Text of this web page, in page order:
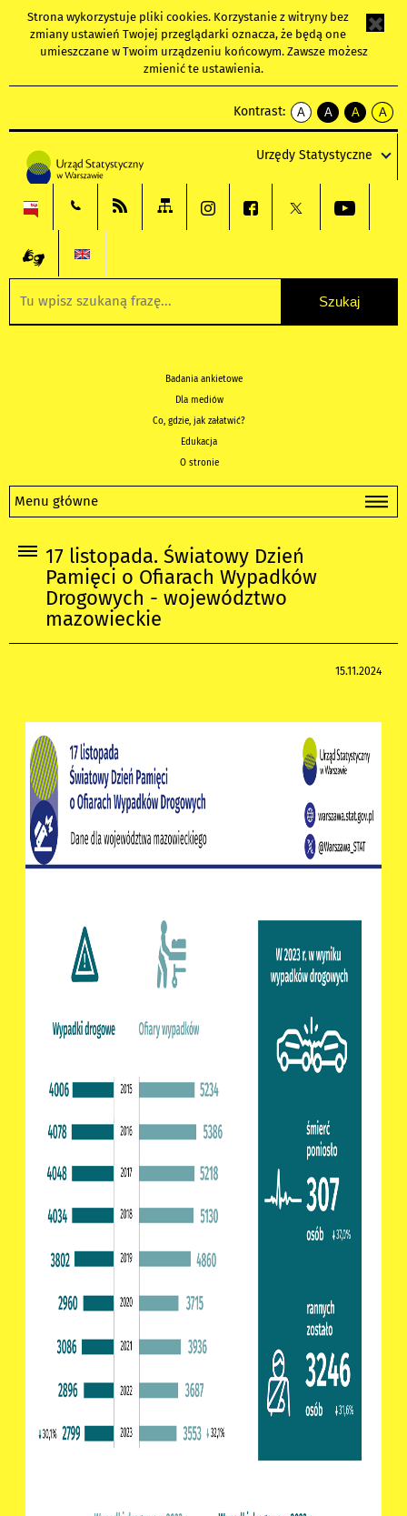
Strona wykorzystuje pliki cookies. Korzystanie z witryny bez
zmiany ustawień Twojej przeglądarki oznacza, że będą one
umieszczane w Twoim urządzeniu końcowym. Zawsze możesz
zmienić te ustawienia.
Kontrast:
A
kontrast
A
kontrast
tekst
czarnym
A
kontrast
tekst
czarnym
A
tekst
żółtym
Urzędy Statystyczne
Badania ankietowe
Dla mediów
Co, gdzie, jak załatwić?
Edukacja
O stronie
Menu główne
17 listopada. Światowy Dzień
Pamięci o Ofiarach Wypadków
Drogowych - województwo
mazowieckie
15.11.2024